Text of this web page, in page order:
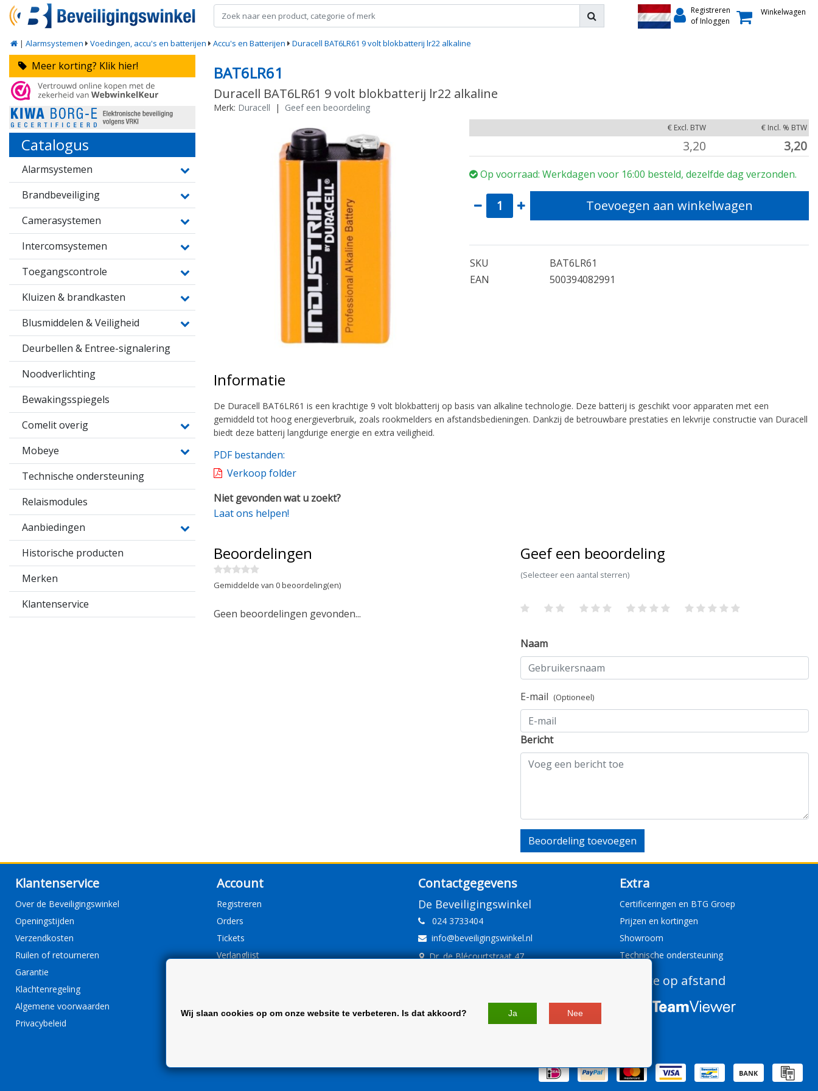
Registreren
of Inloggen
Winkelwagen
| Alarmsystemen Voedingen, accu's en batterijen Accu's en Batterijen Duracell BAT6LR61 9 volt blokbatterij lr22 alkaline
Meer korting? Klik hier!
Catalogus
Alarmsystemen
Brandbeveiliging
Camerasystemen
Intercomsystemen
Toegangscontrole
Kluizen & brandkasten
Blusmiddelen & Veiligheid
Deurbellen & Entree-signalering
Noodverlichting
Bewakingsspiegels
Comelit overig
Mobeye
Technische ondersteuning
Relaismodules
Aanbiedingen
Historische producten
Merken
Klantenservice
BAT6LR61
Duracell BAT6LR61 9 volt blokbatterij lr22 alkaline
Merk: Duracell | Geef een beoordeling
€ Excl. BTW € Incl. % BTW
3,20 3,20
Op voorraad: Werkdagen voor 16:00 besteld, dezelfde dag verzonden.
Toevoegen aan winkelwagen
SKU
BAT6LR61
EAN
500394082991
Informatie
De Duracell BAT6LR61 is een krachtige 9 volt blokbatterij op basis van alkaline technologie. Deze batterij is geschikt voor apparaten met een
gemiddeld tot hoog energieverbruik, zoals rookmelders en afstandsbedieningen. Dankzij de betrouwbare prestaties en lekvrije constructie van Duracell
biedt deze batterij langdurige energie en extra veiligheid.
PDF bestanden:
Verkoop folder
Niet gevonden wat u zoekt?
Laat ons helpen!
Beoordelingen
Gemiddelde van 0 beoordeling(en)
Geen beoordelingen gevonden...
Geef een beoordeling
(Selecteer een aantal sterren)
Naam
E-mail (Optioneel)
Bericht
Beoordeling toevoegen
Klantenservice
Over de Beveiligingswinkel
Openingstijden
Verzendkosten
Ruilen of retourneren
Garantie
Klachtenregeling
Algemene voorwaarden
Privacybeleid
Account
Registreren
Orders
Tickets
Verlanglijst
Contactgegevens
De Beveiligingswinkel
024 3733404
info@beveiligingswinkel.nl
Dr. de Blécourtstraat 47
BTW: NL 81.60.68.707.B01
Extra
Certificeringen en BTG Groep
Prijzen en kortingen
Showroom
Technische ondersteuning
Service op afstand
Wij slaan cookies op om onze website te verbeteren. Is dat akkoord? Ja Nee